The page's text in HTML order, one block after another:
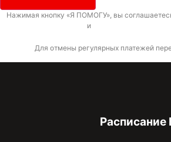
Нажимая кнопку «Я ПОМОГУ», вы
и
Для отмены регулярных платежей